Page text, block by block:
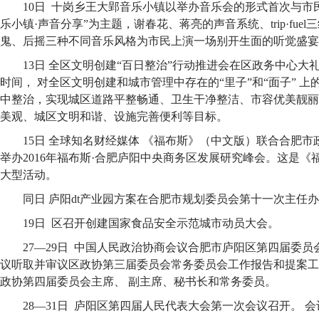
10日 十岗乡王大郢音乐小镇以举办音乐会的形式首次与市
乐小镇·声音分享”为主题，谢春花、蒋亮的声音系统、trip·fuel
鬼、后摇三种不同音乐风格为市民上演一场别开生面的听觉盛
13日 全区文明创建“百日整治”行动推进会在区政务中心大
时间， 对全区文明创建和城市管理中存在的“里子”和“面子” 上
中整治，实现城区道路平整畅通、卫生干净整洁、市容优美靓
美观、城区文明和谐、设施完善便利等目标。
15日 全球知名财经媒体 《福布斯》（中文版）联合合肥
举办2016年福布斯·合肥庐阳中央商务区发展研究峰会。这是《
大型活动。
同日 庐阳dt产业园方案在合肥市规划委员会第十一次主任
19日 区召开创建国家食品安全示范城市动员大会。
27—29日 中国人民政治协商会议合肥市庐阳区第四届委员
议听取并审议区政协第三届委员会常务委员会工作报告和提案
政协第四届委员会主席、 副主席、秘书长和常务委员。
28—31日 庐阳区第四届人民代表大会第一次会议召开。